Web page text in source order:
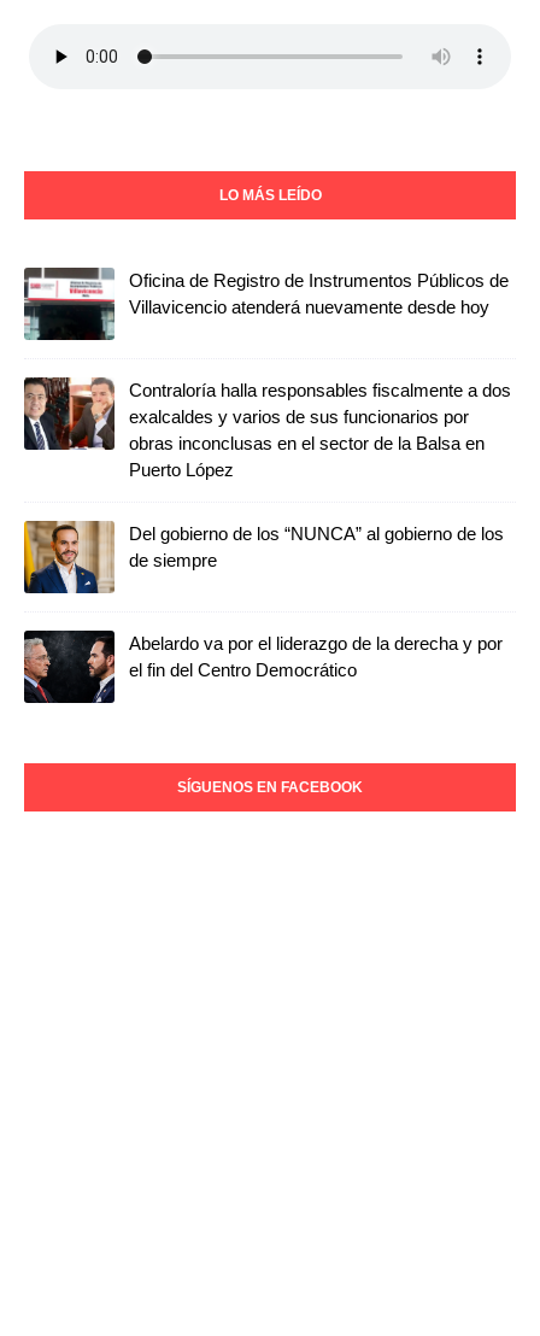
LO MÁS LEÍDO
Oficina de Registro de Instrumentos Públicos de
Villavicencio atenderá nuevamente desde hoy
Contraloría halla responsables fiscalmente a dos
exalcaldes y varios de sus funcionarios por
obras inconclusas en el sector de la Balsa en
Puerto López
Del gobierno de los “NUNCA” al gobierno de los
de siempre
Abelardo va por el liderazgo de la derecha y por
el fin del Centro Democrático
SÍGUENOS EN FACEBOOK